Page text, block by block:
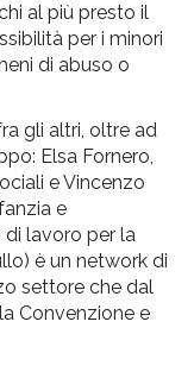
al più presto il
per i minori
di abuso o
gli altri, oltre ad
Elsa Fornero,
e Vincenzo
e
di lavoro per la
è un network di
settore che dal
Convenzione e